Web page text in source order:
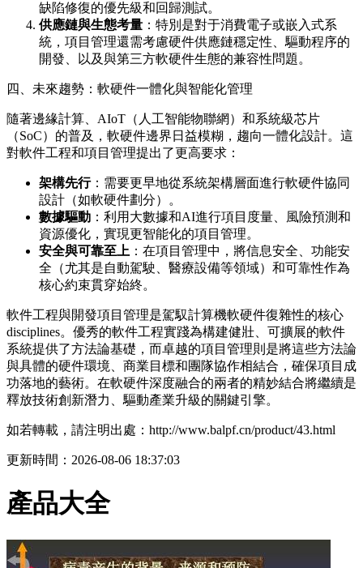
缺陷修復的優先級和回歸測試。
供應鏈與生態考量 ：特別是對于消費電子或嵌入式系
統，項目管理還需考慮硬件供應鏈穩定性、驅動程序的
開發、以及與第三方軟硬件生態的兼容性問題。
四、未來趨勢：軟硬件一體化與智能化管理
隨著邊緣計算、AIoT（人工智能物聯網）和系統級芯片
（SoC）的普及，軟硬件邊界日益模糊，趨向一體化設計。這
對軟件工程和項目管理提出了更高要求：
架構先行：需要更早地從系統架構層面進行軟硬件協同
設計（如軟硬件劃分）。
數據驅動 ：利用大數據和AI進行項目度量、風險預測和
資源優化，實現更智能化的項目管理。
安全與可靠至上 ：在項目管理中，將信息安全、功能安
全（尤其是自動駕駛、醫療設備等領域）和可靠性作為
核心約束貫穿始終。
軟件工程與開發項目管理是駕馭計算機軟硬件復雜性的核心
disciplines。優秀的軟件工程實踐為構建健壯、可擴展的軟件
系統提供了方法論基礎，而卓越的項目管理則是將這些方法論
與具體的硬件環境、商業目標和團隊協作相結合，確保項目成
功落地的藝術。在軟硬件深度融合的兩者的精妙結合將繼續是
釋放技術創新潛力、驅動產業升級的關鍵引擎。
如若轉載，請注明出處：http://www.balpf.cn/product/43.html
更新時間：2026-08-06 18:37:03
產品大全